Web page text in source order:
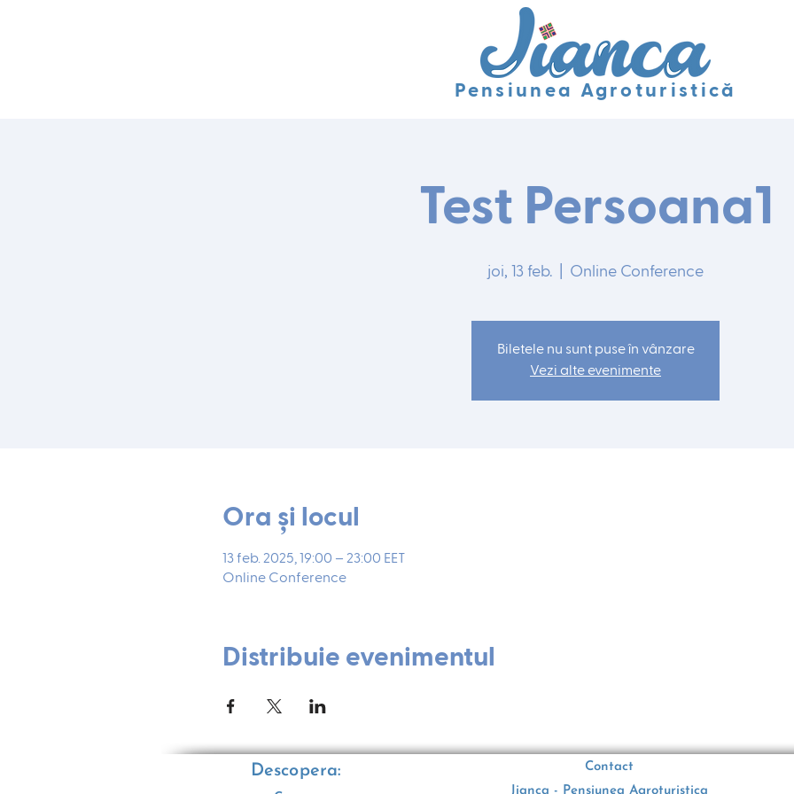
Pensiunea Agroturistică
Test Persoana1
joi, 13 feb. Online Conference
Biletele nu sunt puse în vânzare
Vezi alte evenimente
Ora și locul
13 feb. 2025, 19:00 – 23:00 EET
Online Conference
Distribuie evenimentul
Descopera:
Contact
Jianca - Pensiunea Agroturistica